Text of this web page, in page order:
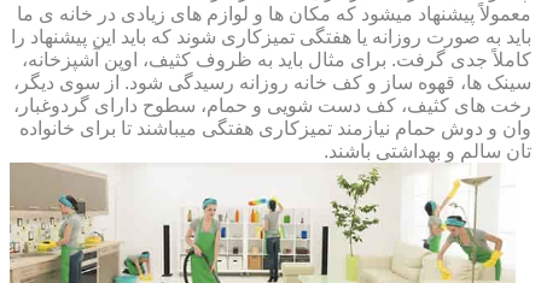
معمولاً پیشنهاد میشود که مکان ها و لوازم های زیادی در خانه ی ما
باید به صورت روزانه یا هفتگی تمیزکاری شوند که باید این پیشنهاد را
کاملاً جدی گرفت. برای مثال باید به ظروف کثیف، اوپن آشپزخانه،
سینک ها، قهوه ساز و کف خانه روزانه رسیدگی شود. از سوی دیگر،
رخت های کثیف، کف دست شویی و حمام، سطوح دارای گردوغبار،
وان و دوش حمام نیازمند تمیزکاری هفتگی میباشند تا برای خانواده
تان سالم و بهداشتی باشند.